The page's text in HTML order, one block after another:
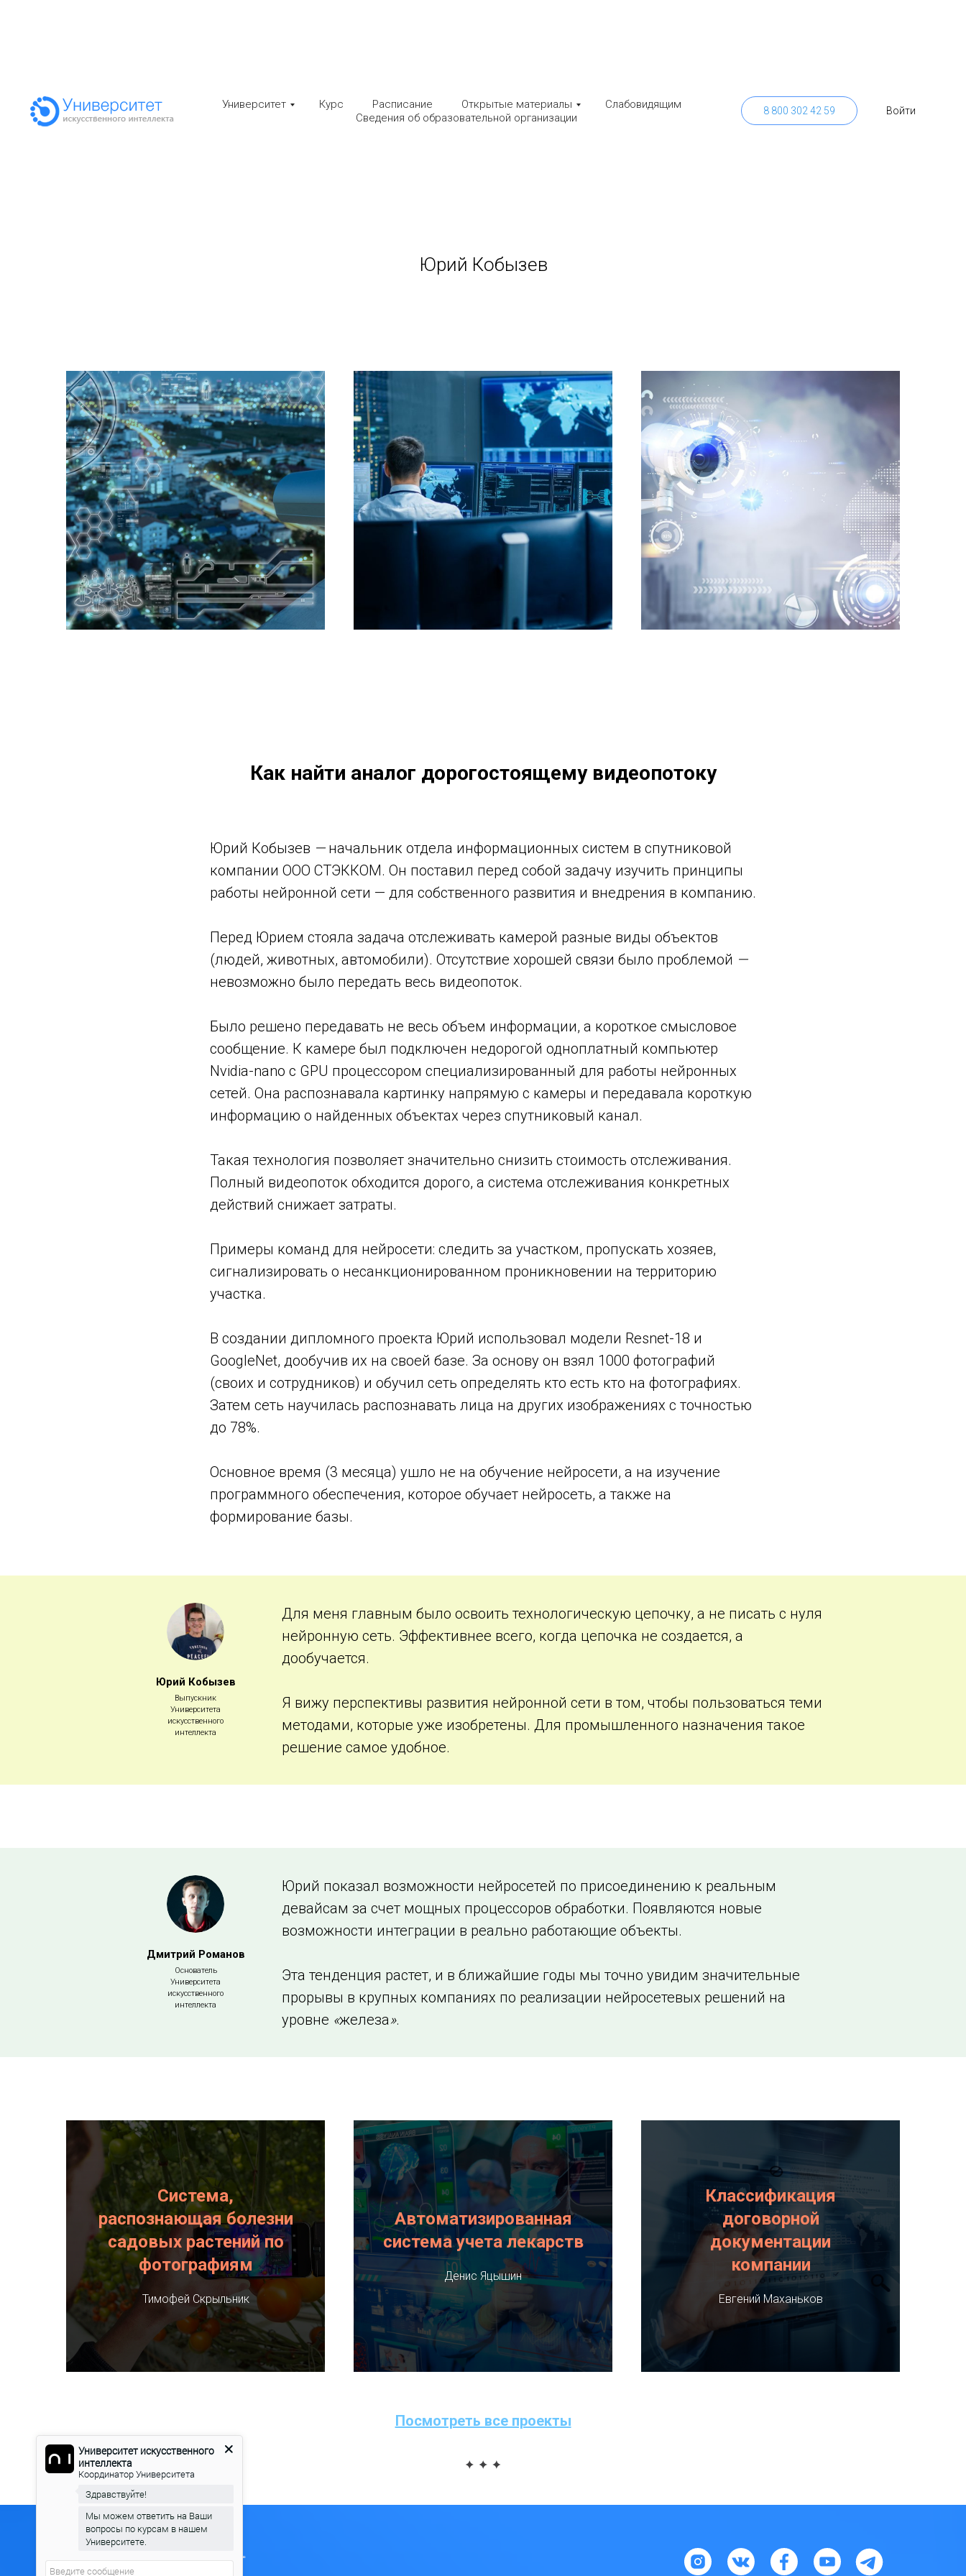
Университет Курс Расписание Открытые материалы
Слабовидящим
Сведения об образовательной организации
8 800 302 42 59 Войти
Cистема обучения и подготовки
Юрий Кобызев
Как найти аналог дорогостоящему видеопотоку
Юрий Кобызев —начальник отдела информационных систем в спутниковой
компании ООО СТЭККОМ. Он поставил перед собой задачу изучить принципы
работы нейронной сети — для собственного развития и внедрения в компанию.
Перед Юрием стояла задача отслеживать камерой разные виды объектов
(людей, животных, автомобили). Отсутствие хорошей связи было проблемой —
невозможно было передать весь видеопоток.
Было решено передавать не весь объем информации, а короткое смысловое
сообщение. К камере был подключен недорогой одноплатный компьютер
Nvidia-nano с GPU процессором специализированный для работы нейронных
сетей. Она распознавала картинку напрямую с камеры и передавала короткую
информацию о найденных объектах через спутниковый канал.
Такая технология позволяет значительно снизить стоимость отслеживания.
Полный видеопоток обходится дорого, а система отслеживания конкретных
действий снижает затраты.
Примеры команд для нейросети: следить за участком, пропускать хозяев,
сигнализировать о несанкционированном проникновении на территорию
участка.
В создании дипломного проекта Юрий использовал модели Resnet-18 и
GoogleNet, дообучив их на своей базе. За основу он взял 1000 фотографий
(своих и сотрудников) и обучил сеть определять кто есть кто на фотографиях.
Затем сеть научилась распознавать лица на других изображениях с точностью
до 78%.
Основное время (3 месяца) ушло не на обучение нейросети, а на изучение
программного обеспечения, которое обучает нейросеть, а также на
формирование базы.
Юрий Кобызев
Выпускник
Университета
искусственного
интеллекта
Для меня главным было освоить технологическую цепочку, а не писать с нуля
нейронную сеть. Эффективнее всего, когда цепочка не создается, а
дообучается.
Я вижу перспективы развития нейронной сети в том, чтобы пользоваться теми
методами, которые уже изобретены. Для промышленного назначения такое
решение самое удобное.
Дмитрий Романов
Основатель
Университета
искусственного
интеллекта
Юрий показал возможности нейросетей по присоединению к реальным
девайсам за счет мощных процессоров обработки. Появляются новые
возможности интеграции в реально работающие объекты.
Эта тенденция растет, и в ближайшие годы мы точно увидим значительные
прорывы в крупных компаниях по реализации нейросетевых решений на
уровне «железа».
Система,
распознающая болезни
садовых растений по
фотографиям
Тимофей Скрыльник
Автоматизированная
система учета лекарств
Денис Яцышин
Классификация
договорной
документации
компании
Евгений Маханьков
Посмотреть все проекты
Университет искусственного
интеллекта
Координатор Университета
Здравствуйте!
Мы можем ответить на Ваши
вопросы по курсам в нашем
Университете.